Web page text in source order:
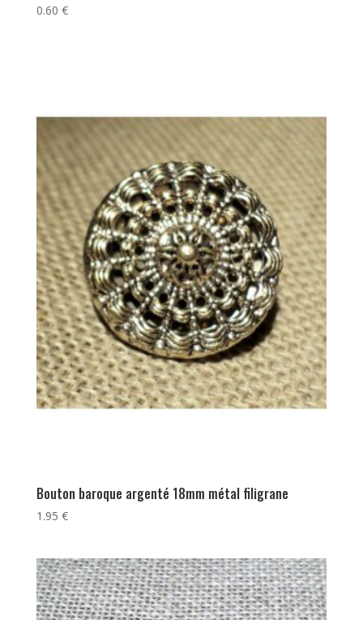
0.60 €
Bouton baroque argenté 18mm métal filigrane
1.95 €